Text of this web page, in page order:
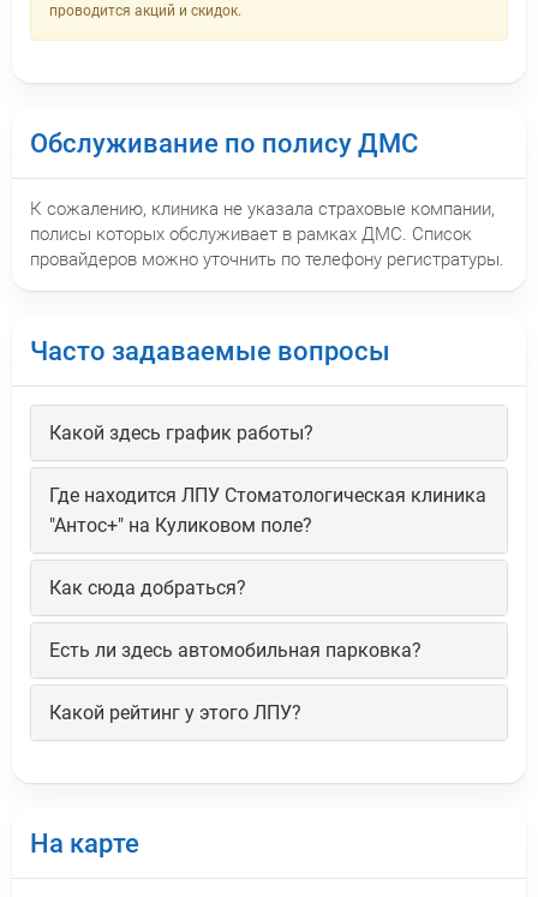
проводится акций и скидок.
Обслуживание по полису ДМС
К сожалению, клиника не указала страховые компании,
полисы которых обслуживает в рамках ДМС. Список
провайдеров можно уточнить по телефону регистратуры.
Часто задаваемые вопросы
Какой здесь график работы?
Где находится ЛПУ Стоматологическая клиника
"Антос+" на Куликовом поле?
Как сюда добраться?
Есть ли здесь автомобильная парковка?
Какой рейтинг у этого ЛПУ?
На карте